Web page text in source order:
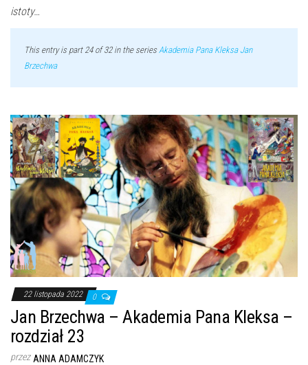
istoty…
This entry is part 24 of 32 in the seriesAkademia Pana Kleksa Jan
Brzechwa
22 listopada 2022 0
Jan Brzechwa – Akademia Pana Kleksa –
rozdział 23
przez ANNA ADAMCZYK